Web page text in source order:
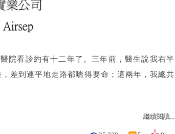
看診約有十二年了。三年前，醫生說我右半
差到連平地走路都喘得要命；這兩年，我總共
繼續閱讀...